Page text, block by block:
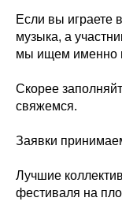
Если вы играете
музыка, а
мы ищем именно
Скорее
свяжемся.
Заявки
Лучшие
фестиваля на